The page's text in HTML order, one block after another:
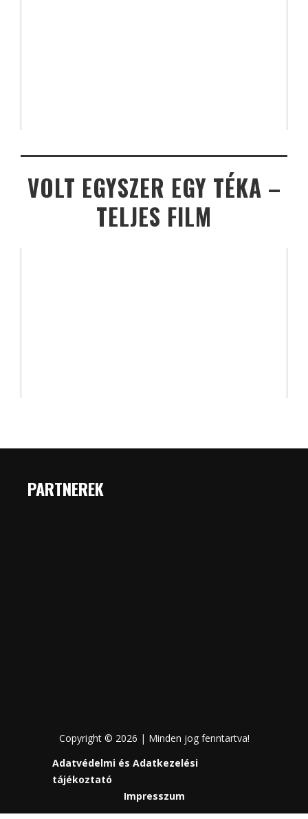
VOLT EGYSZER EGY TÉKA –
TELJES FILM
PARTNEREK
Copyright © 2026 | Minden jog fenntartva!
Adatvédelmi és Adatkezelési
tájékoztató
Impresszum